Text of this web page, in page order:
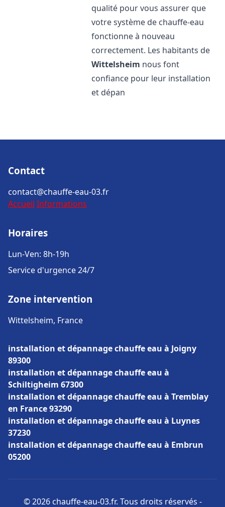
qualité pour vous assurer que
votre système de chauffe-eau
fonctionne à nouveau
correctement. Les habitants de
Wittelsheim nous font
confiance pour leur installation
et dépan
Contact
contact@chauffe-eau-03.fr
Accueil Informations
Horaires
Lun-Ven: 8h-19h
Service d'urgence 24/7
Zone intervention
Wittelsheim, France
installation et dépannage chauffe eau à Joigny
89300
installation et dépannage chauffe eau à
Schiltigheim 67300
installation et dépannage chauffe eau à Tremblay
en France 93290
installation et dépannage chauffe eau à Luynes
37230
installation et dépannage chauffe eau à Embrun
05200
© 2026 chauffe-eau-03.fr. Tous droits réservés -